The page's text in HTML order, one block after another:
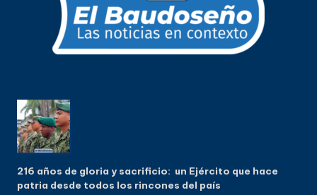
216 años de gloria y sacrificio: un Ejército que hace
patria desde todos los rincones del país